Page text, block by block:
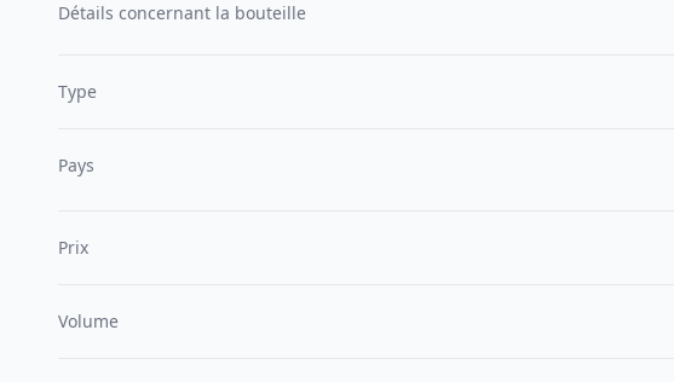
Détails concernant la bouteille
Type
Pays
Prix
Volume